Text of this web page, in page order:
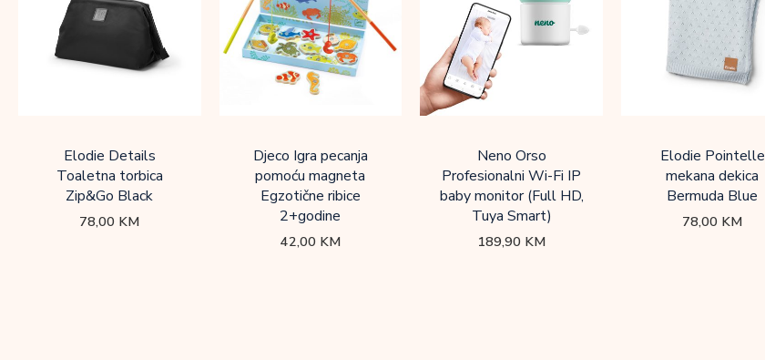
Elodie Details
Toaletna torbica
Zip&Go Black
78,00 KM
Djeco Igra pecanja
pomoću magneta
Egzotične ribice
2+godine
42,00 KM
Neno Orso
Profesionalni Wi-Fi IP
baby monitor (Full HD,
Tuya Smart)
189,90 KM
Elodie Pointelle
mekana dekica
Bermuda Blue
78,00 KM